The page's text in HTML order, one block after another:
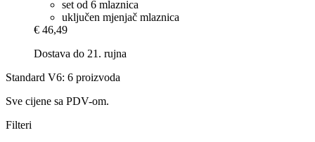
set od 6 mlaznica
uključen mjenjač mlaznica
€ 46,49
Dostava do 21. rujna
Standard V6: 6 proizvoda
Sve cijene sa PDV-om.
Filteri